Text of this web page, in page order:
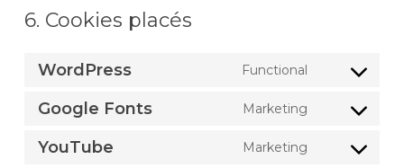
6. Cookies placés
WordPress Functional
Consent
wordpress
Google Fonts Marketing
Consent
YouTube Marketing
Consent